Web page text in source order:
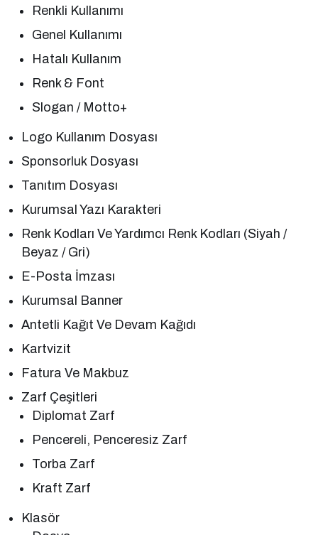
Renkli Kullanımı
Genel Kullanımı
Hatalı Kullanım
Renk & Font
Slogan / Motto+
Logo Kullanım Dosyası
Sponsorluk Dosyası
Tanıtım Dosyası
Kurumsal Yazı Karakteri
Renk Kodları Ve Yardımcı Renk Kodları (Siyah /
Beyaz / Gri)
E-Posta İmzası
Kurumsal Banner
Antetli Kağıt Ve Devam Kağıdı
Kartvizit
Fatura Ve Makbuz
Zarf Çeşitleri
Diplomat Zarf
Pencereli, Penceresiz Zarf
Torba Zarf
Kraft Zarf
Klasör